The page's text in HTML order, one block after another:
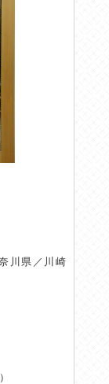
川県／川崎